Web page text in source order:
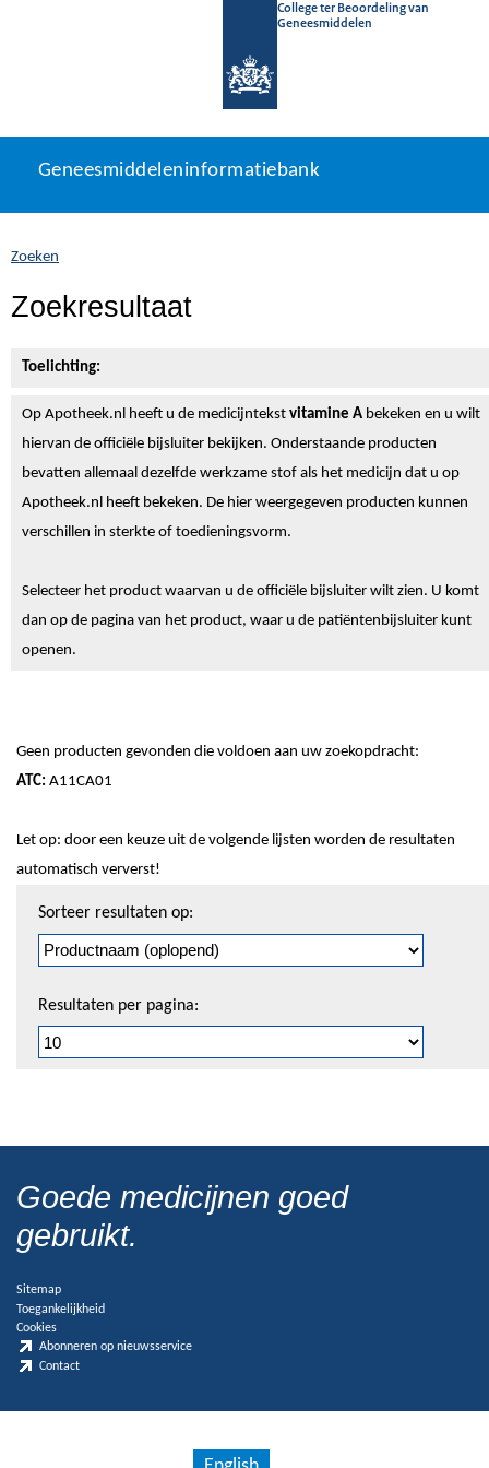
College ter Beoordeling van
Geneesmiddelen
naar
Geneesmiddeleninformatiebank
U
zich
hier:
Geneesmiddeleninformatiebank
Zoeken
Zoekresultaat
Toelichting:
Op Apotheek.nl heeft u de medicijntekst vitamine A bekeken en u wilt
hiervan de officiële bijsluiter bekijken. Onderstaande producten
bevatten allemaal dezelfde werkzame stof als het medicijn dat u op
Apotheek.nl heeft bekeken. De hier weergegeven producten kunnen
verschillen in sterkte of toedieningsvorm.
Selecteer het product waarvan u de officiële bijsluiter wilt zien. U komt
dan op de pagina van het product, waar u de patiëntenbijsluiter kunt
openen.
Geen producten gevonden die voldoen aan uw zoekopdracht:
ATC: A11CA01
Let op: door een keuze uit de volgende lijsten worden de resultaten
automatisch ververst!
pagineren
Sorteer resultaten op:
Resultaten per pagina:
Goede medicijnen goed
gebruikt.
Sitemap
Toegankelijkheid
Cookies
Abonneren op nieuwsservice
Contact